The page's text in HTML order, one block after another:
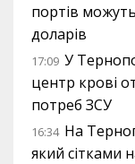
портів
доларів
17:09 У
центр крові
потреб ЗСУ
16:34 На
який сітками